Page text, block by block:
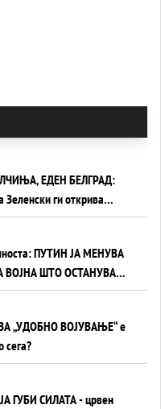
ЕДЕН БЕЛГРАД:
ги открива
на балансирање
ПУТИН ЈА МЕНУВА
ВОЈНА ШТО ОСТАНУВА
„УДОБНО ВОЈУВАЊЕ“ е
сега?
ГУБИ СИЛАТА - црвен